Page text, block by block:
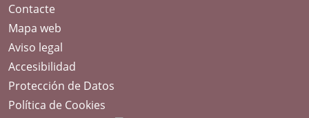
Contacte
Mapa web
Aviso legal
Accesibilidad
Protección de Datos
Política de Cookies